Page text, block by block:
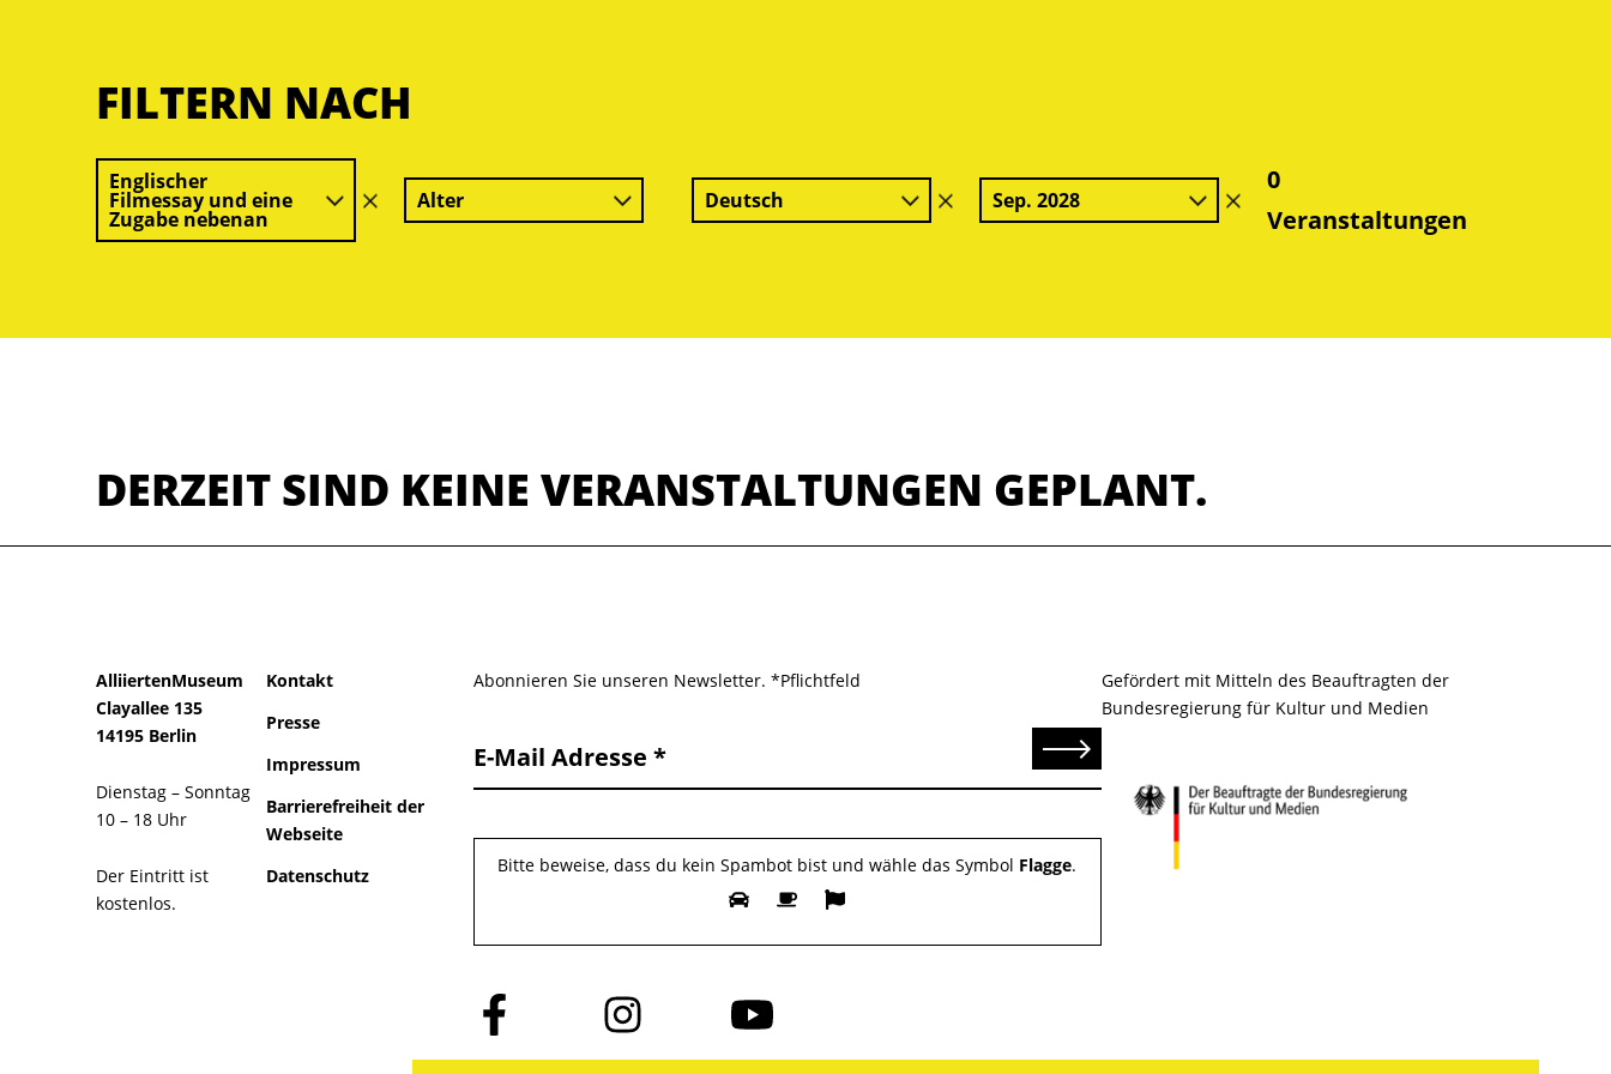
FILTERN NACH
Englischer
Filmessay und eine
Zugabe nebenan
Filter
löschen
Alter Deutsch
Filter
löschen
Sep. 2028
Filter
löschen
0
Veranstaltungen
DERZEIT SIND KEINE VERANSTALTUNGEN GEPLANT.
AlliiertenMuseum
Clayallee 135
14195 Berlin
Dienstag – Sonntag
10 – 18 Uhr
Der Eintritt ist
kostenlos.
Kontakt
Presse
Impressum
Barrierefreiheit der
Webseite
Datenschutz
Abonnieren Sie unseren Newsletter. *Pflichtfeld
E-Mail Adresse Senden
Bitte beweise, dass du kein Spambot bist und wähle das Symbol Flagge.
Folge
uns
auf
Folge
uns
auf
Folge
uns
auf
Gefördert mit Mitteln des Beauftragten der
Bundesregierung für Kultur und Medien